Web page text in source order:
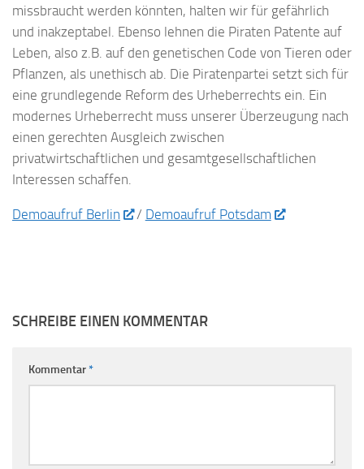
missbraucht werden könnten, halten wir für gefährlich
und inakzeptabel. Ebenso lehnen die Piraten Patente auf
Leben, also z.B. auf den genetischen Code von Tieren oder
Pflanzen, als unethisch ab. Die Piratenpartei setzt sich für
eine grundlegende Reform des Urheberrechts ein. Ein
modernes Urheberrecht muss unserer Überzeugung nach
einen gerechten Ausgleich zwischen
privatwirtschaftlichen und gesamtgesellschaftlichen
Interessen schaffen.
Demoaufruf Berlin / Demoaufruf Potsdam
SCHREIBE EINEN KOMMENTAR
Kommentar*